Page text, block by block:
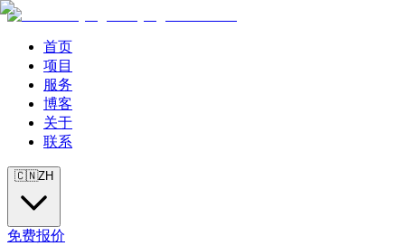
首页
项目
服务
博客
关于
联系
🇨🇳ZH
免费报价